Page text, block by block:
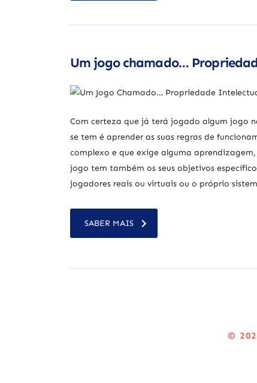
Um jogo chamado…
Com certeza que já terá jogado algum jogo
se tem é aprender as suas regras de
complexo e que exige alguma
jogo tem também os seus objetivos
jogadores reais ou virtuais ou o próprio
SABER MAIS
©